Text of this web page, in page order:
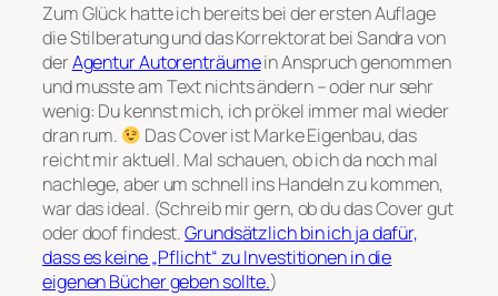
Zum Glück hatte ich bereits bei der ersten Auflage
die Stilberatung und das Korrektorat bei Sandra von
derAgentur Autorenträumein Anspruch genommen
und musste am Text nichts ändern – oder nur sehr
wenig: Du kennst mich, ich prökel immer mal wieder
dran rum.
Das Cover ist Marke Eigenbau, das
reicht mir aktuell. Mal schauen, ob ich da noch mal
nachlege, aber um schnell ins Handeln zu kommen,
war das ideal. (Schreib mir gern, ob du das Cover gut
oder doof findest.Grundsätzlich bin ich ja dafür,
dass es keine „Pflicht“ zu Investitionen in die
eigenen Bücher geben sollte.)